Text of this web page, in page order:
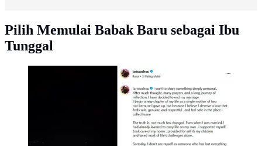
Pilih Memulai Babak Baru sebagai Ibu
Tunggal
Larissa Chou ungkap alasan cerai (©
instagram.com/larissachou)